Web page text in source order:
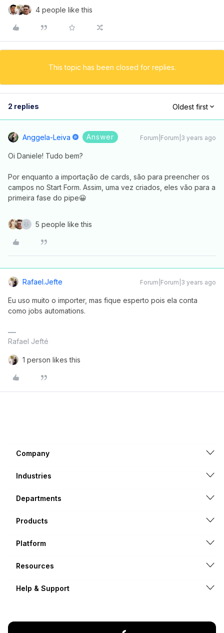
4 people like this
This topic has been closed for replies.
2 replies Oldest first
Anggela-Leiva Answer Forum|Forum|3 years ago
Oi Daniele! Tudo bem?
Por enquanto a importação de cards, são para preencher os
campos no Start Form. Assim, uma vez criados, eles vão para a
primeira fase do pipe😀
5 people like this
Rafael.jefte Forum|Forum|3 years ago
Eu uso muito o importer, mas fique esperto pois ela conta
como jobs automations.
Rafael Jefté
1 person likes this
Company
Industries
Departments
Products
Platform
Resources
Help & Support